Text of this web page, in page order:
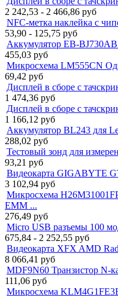
2 242,53 - 2 466,86 руб
NFC-метка наклейка с
53,90 - 125,75 руб
Аккумулятор EB-
455,03 руб
Микросхема LM555CN
69,42 руб
Дисплей в сборе с
1 474,36 руб
Дисплей в сборе с
1 166,12 руб
Аккумулятор BL243 для
288,02 руб
Тестовый зонд для
93,21 руб
Видеокарта GIGABYTE
3 102,94 руб
Микросхема
EMM ...
276,49 руб
Micro USB разъемы 100
675,84 - 2 252,55 руб
Видеокарта XFX AMD
8 066,41 руб
MDF9N60 Транзистор N-
111,06 руб
Микросхема